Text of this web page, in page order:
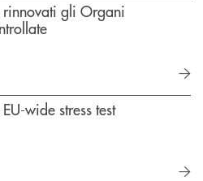
rinnovati gli Organi
wide stress test